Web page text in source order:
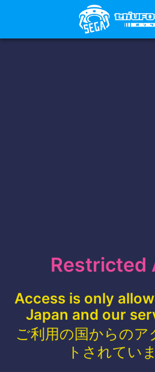
Restricted
Access is only
Japan and our
ご利用の国からのア
トされてい